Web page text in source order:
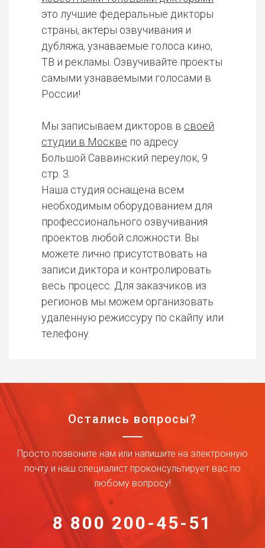
это лучшие федеральные дикторы
страны, актеры озвучивания и
дубляжа, узнаваемые голоса кино,
ТВ и рекламы. Озвучивайте проекты
самыми узнаваемыми голосами в
России!
Мы записываем дикторов в своей
студии в Москве по адресу
Большой Саввинский переулок, 9
стр. 3.
Наша студия оснащена всем
необходимым оборудованием для
профессионального озвучивания
проектов любой сложности. Вы
можете лично присутствовать на
записи диктора и контролировать
весь процесс. Для заказчиков из
регионов мы можем организовать
удаленную режиссуру по скайпу или
телефону.
Остались вопросы?
Просто позвоните нам или напишите на электронную
почту и наш специалист проконсультирует вас по
любому вопросу!
8 800 200-45-51